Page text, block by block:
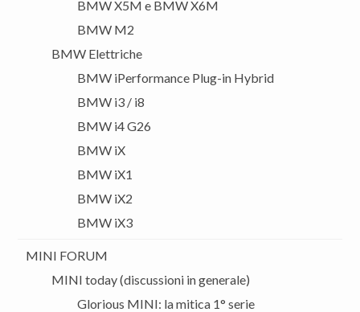
BMW X5M e BMW X6M
BMW M2
BMW Elettriche
BMW iPerformance Plug-in Hybrid
BMW i3 / i8
BMW i4 G26
BMW iX
BMW iX1
BMW iX2
BMW iX3
MINI FORUM
MINI today (discussioni in generale)
Glorious MINI: la mitica 1° serie